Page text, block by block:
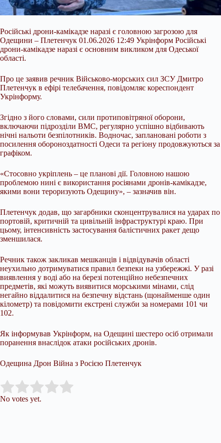
Російські дрони-камікадзе наразі є головною загрозою для
Одещини – Плетенчук 01.06.2026 12:49 Укрінформ Російські
дрони-камікадзе наразі є основним викликом для Одеської
області.
Про це заявив речник Військово-морських сил ЗСУ Дмитро
Плетенчук в ефірі телебачення, повідомляє кореспондент
Укрінформу.
Згідно з його словами, сили протиповітряної оборони,
включаючи підрозділи ВМС, регулярно успішно відбивають
нічні нальоти безпілотників. Водночас, заплановані роботи з
посилення обороноздатності Одеси та регіону продовжуються за
графіком.
«Стосовно укріплень – це планові дії. Головною нашою
проблемою нині є використання росіянами дронів-камікадзе,
якими вони тероризують Одещину», – зазначив він.
Плетенчук додав, що загарбники сконцентрувалися на ударах по
портовій, критичній та цивільній інфраструктурі краю. При
цьому, інтенсивність застосування балістичних ракет дещо
зменшилася.
Речник також закликав мешканців і відвідувачів області
неухильно дотримуватися правил безпеки на узбережжі. У разі
виявлення у воді або на березі потенційно небезпечних
предметів, які можуть виявитися морськими мінами, слід
негайно віддалитися на безпечну відстань (щонайменше один
кілометр) та повідомити екстрені служби за номерами 101 чи
102.
Як інформував Укрінформ, на Одещині шестеро осіб отримали
поранення внаслідок атаки російських дронів.
Одещина Дрон Війна з Росією Плетенчук
Rate this item:
No votes yet.